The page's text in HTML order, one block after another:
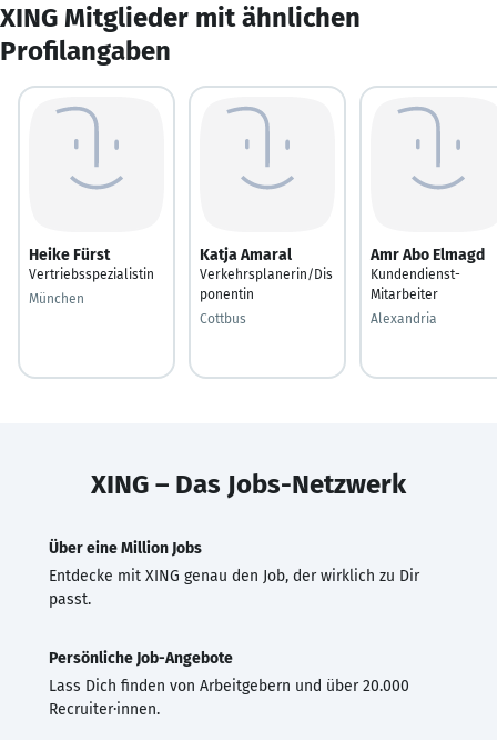
XING Mitglieder mit ähnlichen
Profilangaben
Heike Fürst
Vertriebsspezialistin
München
Katja Amaral
Verkehrsplanerin/Dis
ponentin
Cottbus
Amr Abo Elmagd
Kundendienst-
Mitarbeiter
Alexandria
XING – Das Jobs-Netzwerk
Über eine Million Jobs
Entdecke mit XING genau den Job, der wirklich zu Dir
passt.
Persönliche Job-Angebote
Lass Dich finden von Arbeitgebern und über 20.000
Recruiter·innen.